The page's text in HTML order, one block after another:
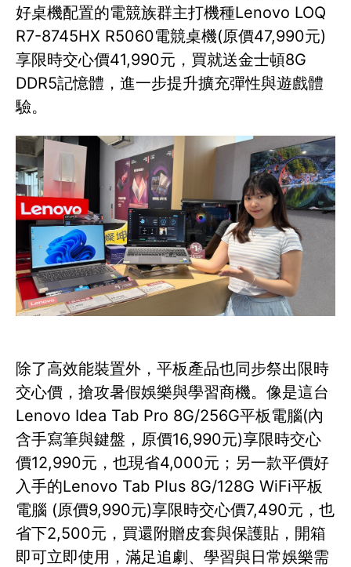
好桌機配置的電競族群主打機種Lenovo LOQ
R7-8745HX R5060電競桌機(原價47,990元)
享限時交心價41,990元，買就送金士頓8G
DDR5記憶體，進一步提升擴充彈性與遊戲體
驗。
除了高效能裝置外，平板產品也同步祭出限時
交心價，搶攻暑假娛樂與學習商機。像是這台
Lenovo Idea Tab Pro 8G/256G平板電腦(內
含手寫筆與鍵盤，原價16,990元)享限時交心
價12,990元，也現省4,000元；另一款平價好
入手的Lenovo Tab Plus 8G/128G WiFi平板
電腦 (原價9,990元)享限時交心價7,490元，也
省下2,500元，買還附贈皮套與保護貼，開箱
即可立即使用，滿足追劇、學習與日常娛樂需